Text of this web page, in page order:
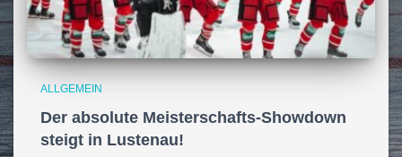
ALLGEMEIN
Der absolute Meisterschafts-Showdown
steigt in Lustenau!